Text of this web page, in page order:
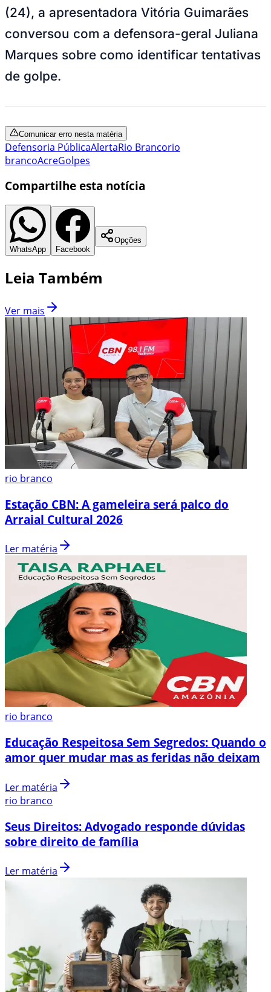
(24), a apresentadora Vitória Guimarães
conversou com a defensora-geral Juliana
Marques sobre como identificar tentativas
de golpe.
Comunicar erro nesta matéria
Defensoria PúblicaAlertaRio Brancorio
brancoAcreGolpes
Compartilhe esta notícia
WhatsApp Facebook
Opções
Leia Também
Ver mais
rio branco
Estação CBN: A gameleira será palco do
Arraial Cultural 2026
Ler matéria
rio branco
Educação Respeitosa Sem Segredos: Quando o
amor quer mudar mas as feridas não deixam
Ler matéria
rio branco
Seus Direitos: Advogado responde dúvidas
sobre direito de família
Ler matéria